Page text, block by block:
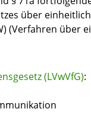
über
(Verfahren über
(LVwVfG):